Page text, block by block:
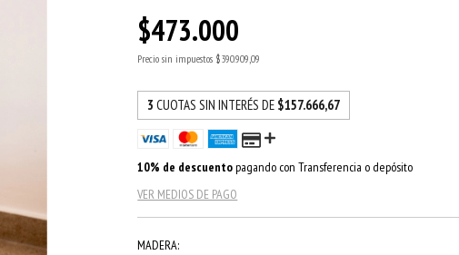
$473.000
Precio sin impuestos $390.909,09
3 CUOTAS SIN INTERÉS DE $157.666,67
10% de descuentopagando con Transferencia o depósito
VER MEDIOS DE PAGO
MADERA: